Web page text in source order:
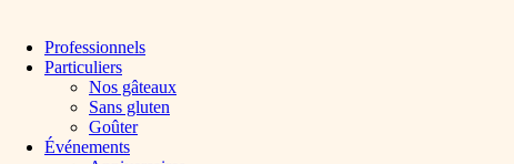
Professionnels
Particuliers
Nos gâteaux
Sans gluten
Goûter
Événements